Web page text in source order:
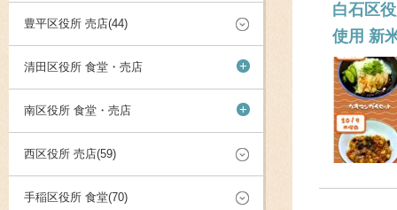
豊平区役所 売店(44)
清田区役所 食堂・売店 +
南区役所 食堂・売店 +
西区役所 売店(59)
手稲区役所 食堂(70)
白石区
使用 新